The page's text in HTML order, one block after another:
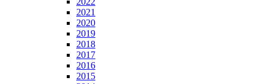
2021
2020
2019
2018
2017
2016
2015